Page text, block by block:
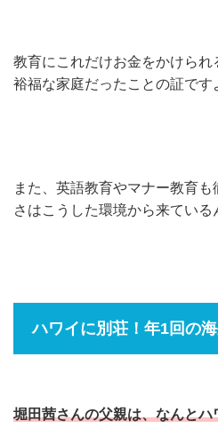
教育にこれだけお金をかけら
裕福な家庭だったことの証です
また、英語教育やマナー教育
さはこうした環境から来ている
ハワイに別荘！年1回の
堀田茜さんの父親は、なんと